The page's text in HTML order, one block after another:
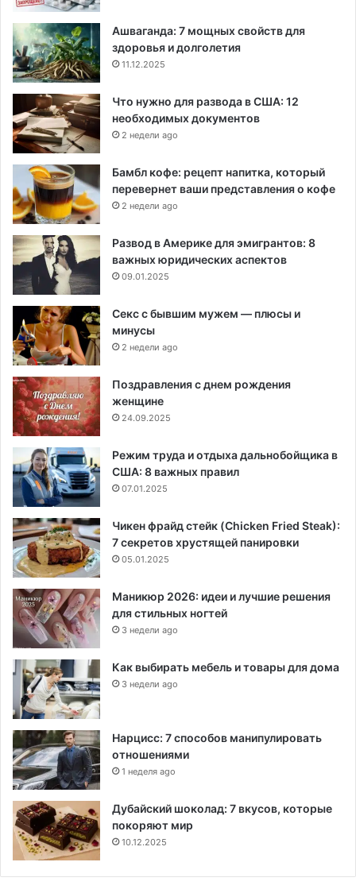
Ашваганда: 7 мощных свойств для
здоровья и долголетия
11.12.2025
Что нужно для развода в США: 12
необходимых документов
2 недели ago
Бамбл кофе: рецепт напитка, который
перевернет ваши представления о кофе
2 недели ago
Развод в Америке для эмигрантов: 8
важных юридических аспектов
09.01.2025
Секс с бывшим мужем — плюсы и
минусы
2 недели ago
Поздравления с днем рождения
женщине
24.09.2025
Режим труда и отдыха дальнобойщика в
США: 8 важных правил
07.01.2025
Чикен фрайд стейк (Chicken Fried Steak):
7 секретов хрустящей панировки
05.01.2025
Маникюр 2026: идеи и лучшие решения
для стильных ногтей
3 недели ago
Как выбирать мебель и товары для дома
3 недели ago
Нарцисс: 7 способов манипулировать
отношениями
1 неделя ago
Дубайский шоколад: 7 вкусов, которые
покоряют мир
10.12.2025